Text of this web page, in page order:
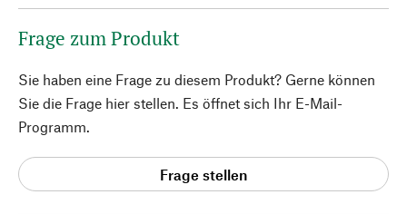
Frage zum Produkt
Sie haben eine Frage zu diesem Produkt? Gerne können
Sie die Frage hier stellen. Es öffnet sich Ihr E-Mail-
Programm.
Frage stellen